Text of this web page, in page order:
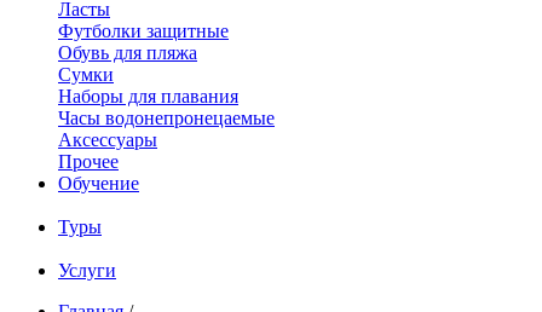
Ласты
Футболки защитные
Обувь для пляжа
Сумки
Наборы для плавания
Часы водонепронецаемые
Аксессуары
Прочее
Обучение
Туры
Услуги